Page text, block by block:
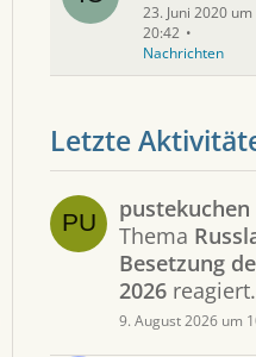
23. Juni 2020 um
20:42
Nachrichten
Letzte
pustekuchen
Thema
Besetzung
2026 reagiert.
9. August 2026 um